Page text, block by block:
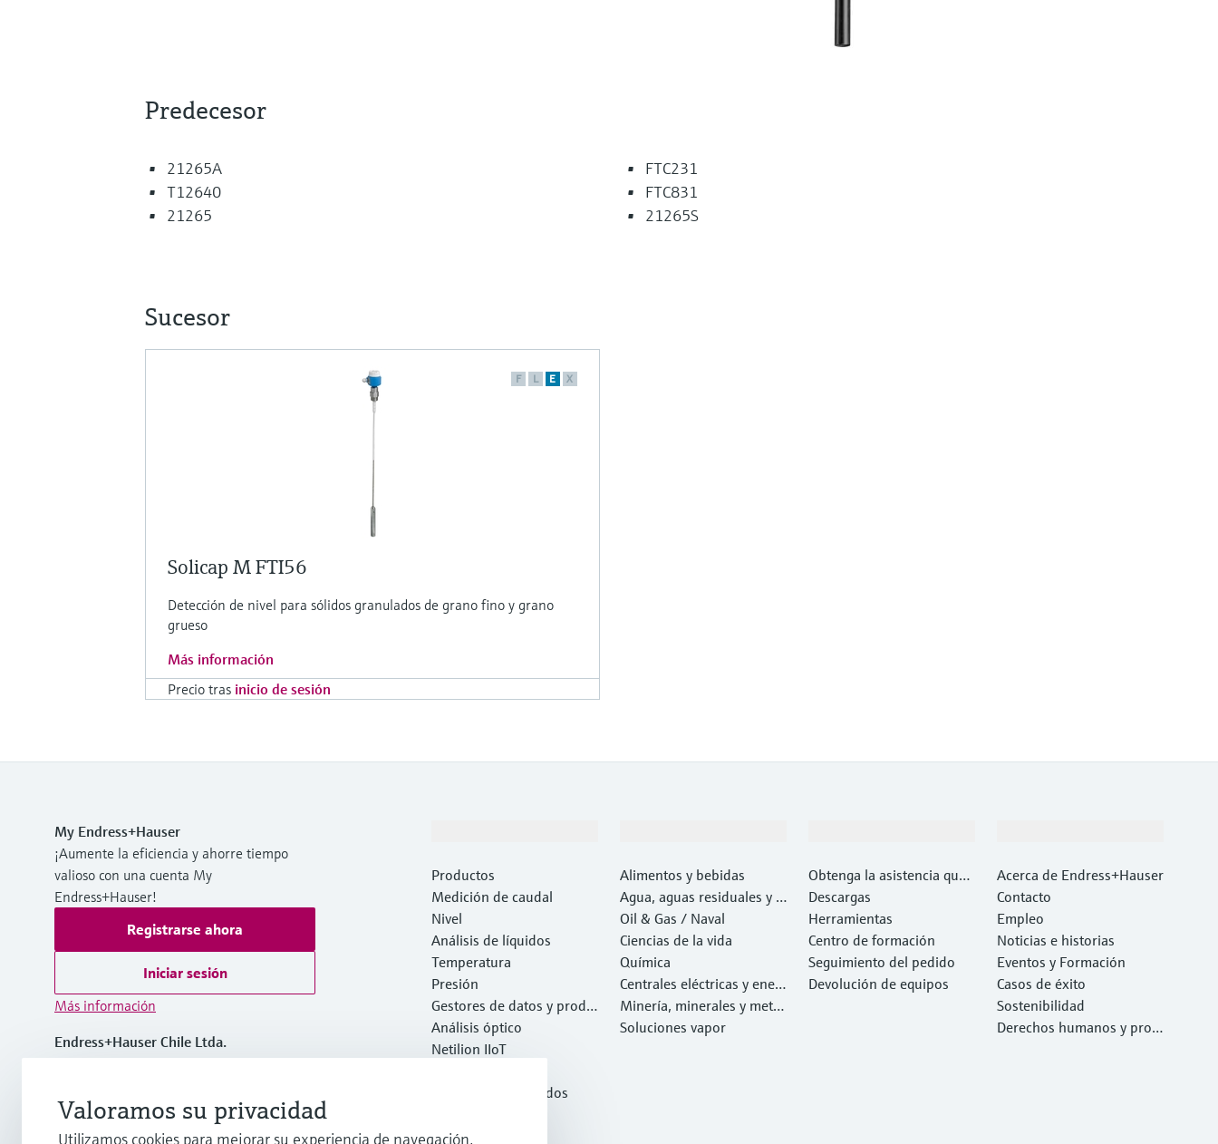
Predecesor
21265A
T12640
21265
FTC231
FTC831
21265S
Sucesor
F L E X
Solicap M FTI56
Detección de nivel para sólidos granulados de grano fino y grano
grueso
Más información
Precio tras inicio de sesión
My Endress+Hauser
¡Aumente la eficiencia y ahorre tiempo
valioso con una cuenta My
Endress+Hauser!
Registrarse ahora
Iniciar sesión
Más información
Endress+Hauser Chile Ltda.
Chile
(56 2) 2398 9100
Productos
Medición de caudal
Nivel
Análisis de líquidos
Temperatura
Presión
Gestores de datos y produ
ctos de sistema
Análisis óptico
Netilion IIoT
Productos destacados
Servicios
Alimentos y bebidas
Agua, aguas residuales y r
esiduos
Oil & Gas / Naval
Ciencias de la vida
Química
Centrales eléctricas y ener
gía
Minería, minerales y metal
es
Soluciones vapor
Obtenga la asistencia que
necesita con rapidez
Descargas
Herramientas
Centro de formación
Seguimiento del pedido
Devolución de equipos
Acerca de Endress+Hauser
Contacto
Empleo
Noticias e historias
Eventos y Formación
Casos de éxito
Sostenibilidad
Derechos humanos y prote
Valoramos su privacidad
Utilizamos cookies para mejorar su experiencia de navegación,